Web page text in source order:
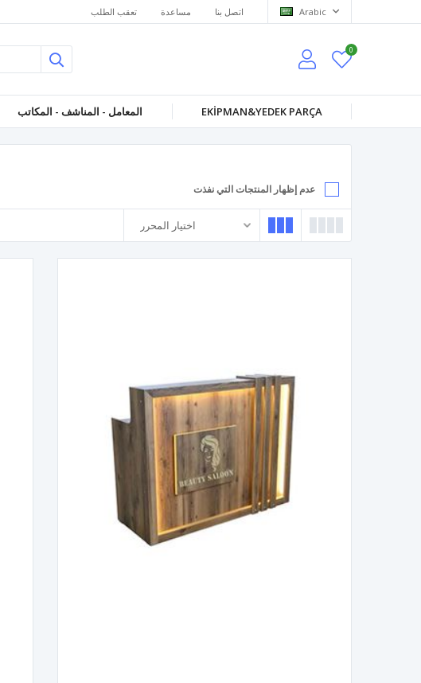
تعقب الطلب مساعدة اتصل بنا Arabic
0
المعامل - المناشف - المكاتب EKİPMAN&YEDEK PARÇA
عدم إظهار المنتجات التي نفذت